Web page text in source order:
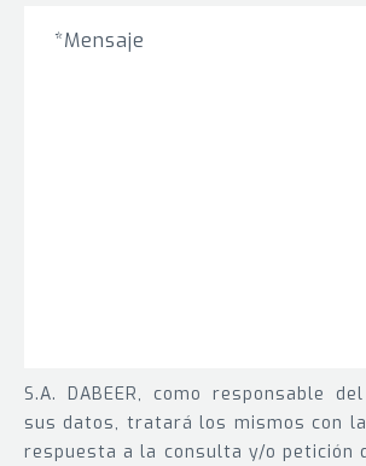
S.A. DABEER, como responsable
sus datos, tratará los mismos con
respuesta a la consulta y/o petición